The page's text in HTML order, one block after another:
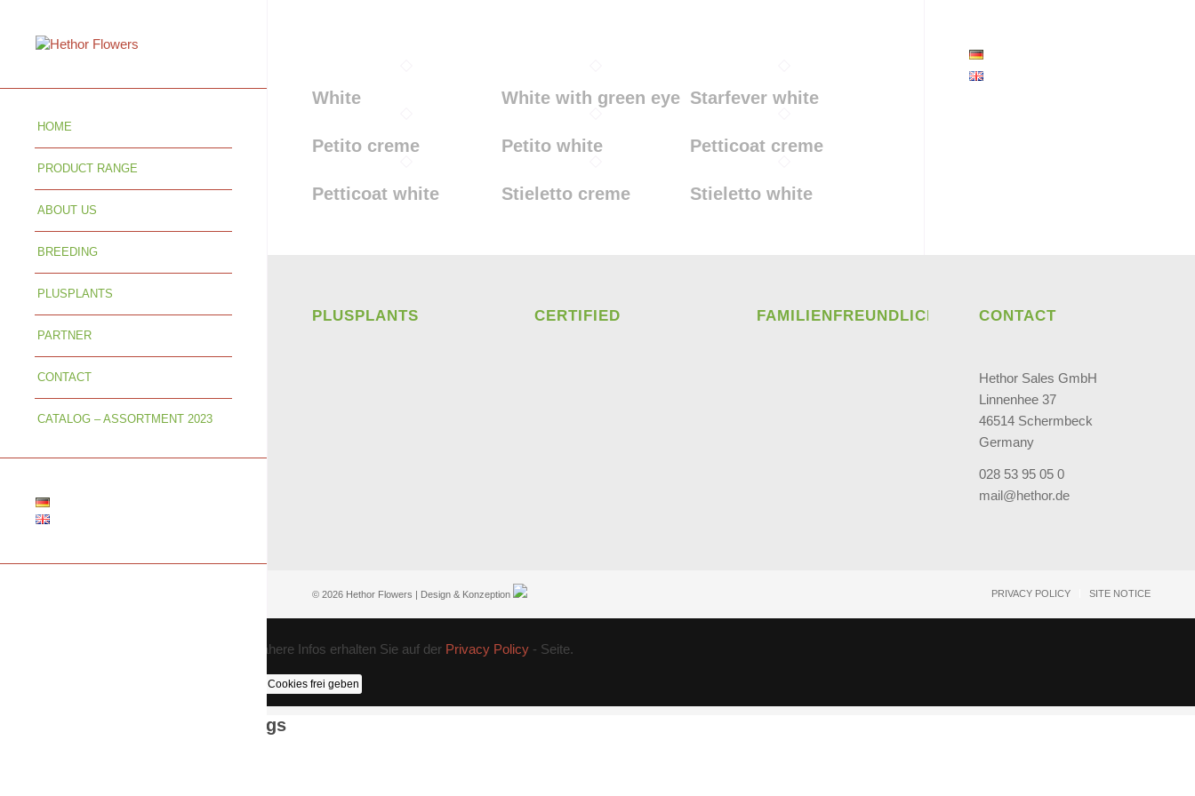
HOME
PRODUCT RANGE
ABOUT US
BREEDING
PLUSPLANTS
PARTNER
CONTACT
CATALOG – ASSORTMENT 2023
White White with green eye Starfever white
Petito creme Petito white Petticoat creme
Petticoat white Stieletto creme Stieletto white
PLUSPLANTS CERTIFIED FAMILIENFREUNDLICH CONTACT
Hethor Sales GmbH
Linnenhee 37
46514 Schermbeck
Germany
028 53 95 05 0
mail@hethor.de
© 2026 Hethor Flowers | Design & Konzeption PRIVACY POLICY SITE NOTICE
COOKIE EINSTELLUNGEN: Nähere Infos erhalten Sie auf der Privacy Policy - Seite.
Nur die nötigen Cookies frei geben
Cookie Einstellungen / Settings